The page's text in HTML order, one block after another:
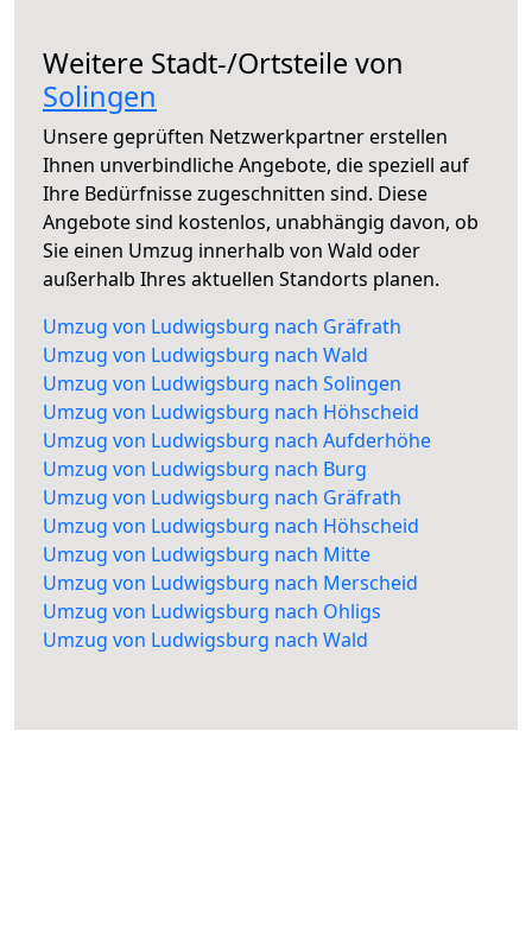
Weitere Stadt-/Ortsteile von
Solingen
Unsere geprüften Netzwerkpartner erstellen
Ihnen unverbindliche Angebote, die speziell auf
Ihre Bedürfnisse zugeschnitten sind. Diese
Angebote sind kostenlos, unabhängig davon, ob
Sie einen Umzug innerhalb von Wald oder
außerhalb Ihres aktuellen Standorts planen.
Umzug von Ludwigsburg nach Gräfrath
Umzug von Ludwigsburg nach Wald
Umzug von Ludwigsburg nach Solingen
Umzug von Ludwigsburg nach Höhscheid
Umzug von Ludwigsburg nach Aufderhöhe
Umzug von Ludwigsburg nach Burg
Umzug von Ludwigsburg nach Gräfrath
Umzug von Ludwigsburg nach Höhscheid
Umzug von Ludwigsburg nach Mitte
Umzug von Ludwigsburg nach Merscheid
Umzug von Ludwigsburg nach Ohligs
Umzug von Ludwigsburg nach Wald